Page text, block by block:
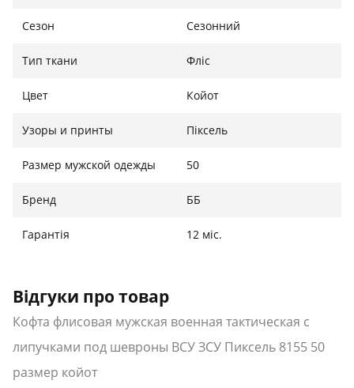
Тип: кофта тактическая
Материал: флис
Липучки под шевроны
Сезон: всесезонный
Международный
Размер
50
52
50-52 см 54 см
75 см
54
Сезон Сезонний
Тип ткани Фліс
Цвет Койот
Узоры и принты Піксель
Размер мужской одежды 50
Бренд ББ
Гарантія 12 міс.
Відгуки про товар
Кофта флисовая мужская военная тактическая с
липучками под шевроны ВСУ ЗСУ Пиксель 8155 50
размер койот